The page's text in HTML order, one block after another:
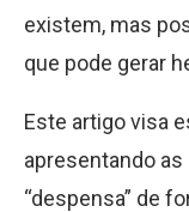
existem, mas
que pode gerar
Este artigo visa
apresentando as
“despensa” de